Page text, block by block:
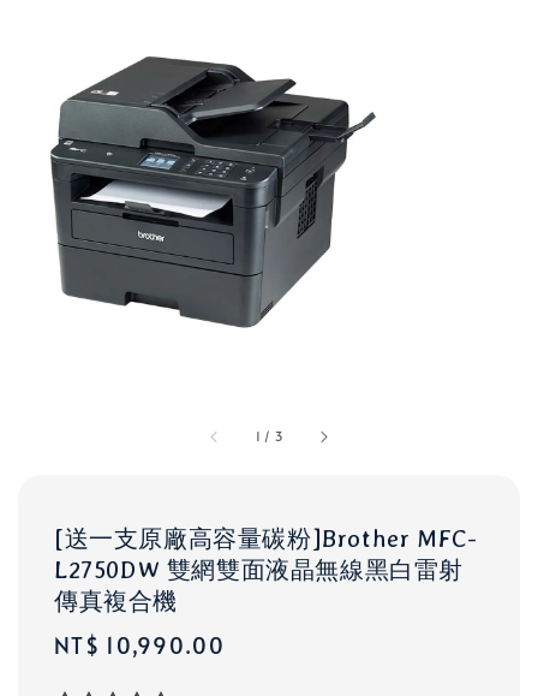
1 / 3
[送一支原廠高容量碳粉]Brother MFC-
L2750DW 雙網雙面液晶無線黑白雷射
傳真複合機
Regular
NT$ 10,990.00